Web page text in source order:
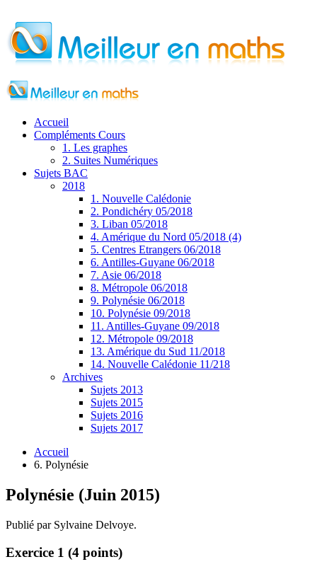
Accueil
Compléments Cours
1. Les graphes
2. Suites Numériques
Sujets BAC
2018
1. Nouvelle Calédonie
2. Pondichéry 05/2018
3. Liban 05/2018
4. Amérique du Nord 05/2018 (4)
5. Centres Etrangers 06/2018
6. Antilles-Guyane 06/2018
7. Asie 06/2018
8. Métropole 06/2018
9. Polynésie 06/2018
10. Polynésie 09/2018
11. Antilles-Guyane 09/2018
12. Métropole 09/2018
13. Amérique du Sud 11/2018
14. Nouvelle Calédonie 11/218
Archives
Sujets 2013
Sujets 2015
Sujets 2016
Sujets 2017
Accueil
6. Polynésie
Polynésie (Juin 2015)
Publié par Sylvaine Delvoye.
Exercice 1 (4 points)